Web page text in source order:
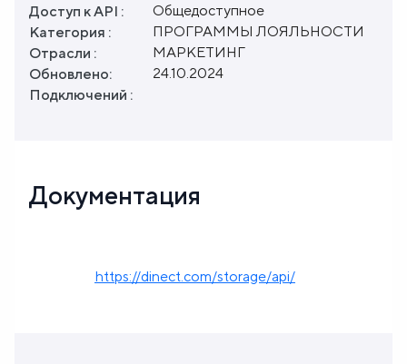
Доступ к API :
Общедоступное
Категория :
ПРОГРАММЫ ЛОЯЛЬНОСТИ
Отрасли :
МАРКЕТИНГ
Обновлено:
24.10.2024
Подключений :
Документация
https://dinect.com/storage/api/